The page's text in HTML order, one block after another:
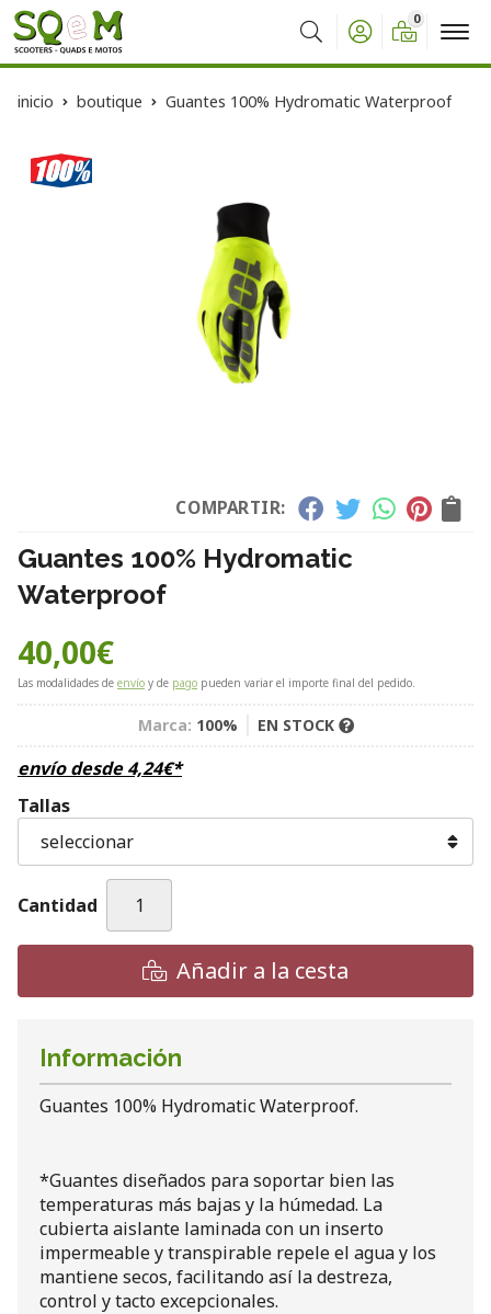
Buscar
0
inicio boutique Guantes 100% Hydromatic Waterproof
COMPARTIR:
Guantes 100% Hydromatic
Waterproof
40,00€
Las modalidades de envío y de pago pueden variar el importe final del pedido.
Marca: 100% EN STOCK
envío desde4,24€*
Tallas
Cantidad
Añadir a la cesta
Información
Guantes 100% Hydromatic Waterproof.
*Guantes diseñados para soportar bien las
temperaturas más bajas y la húmedad. La
cubierta aislante laminada con un inserto
impermeable y transpirable repele el agua y los
mantiene secos, facilitando así la destreza,
control y tacto excepcionales.